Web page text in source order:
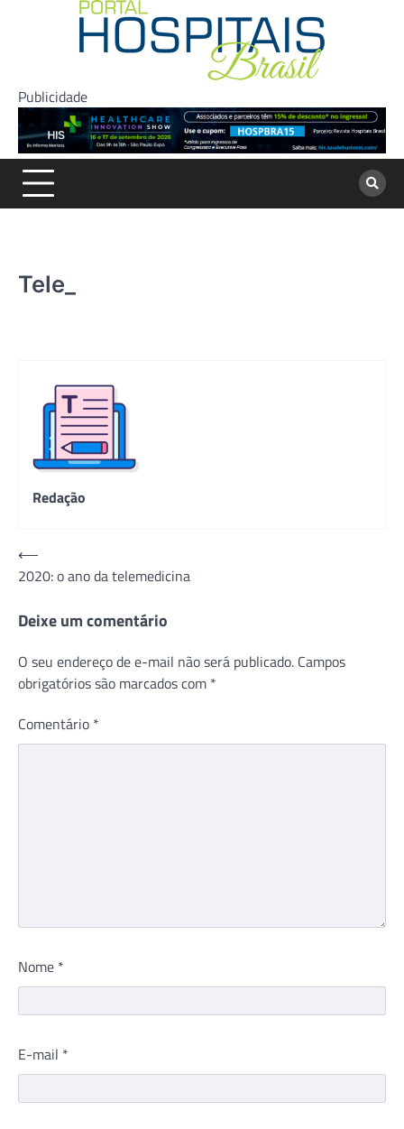
Publicidade
Tele_
Redação
Navegação
de
Post
⟵
2020: o ano da telemedicina
Deixe um comentário
O seu endereço de e-mail não será publicado. Campos
obrigatórios são marcados com *
Comentário *
Nome *
E-mail *